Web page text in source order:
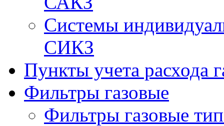
Системы
СИКЗ
Пункты учета расхода
Фильтры газовые
Фильтры газовые